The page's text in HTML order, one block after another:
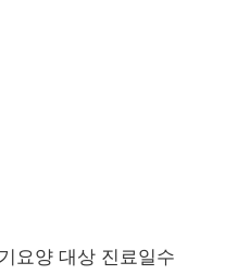
요양 대상 진료일수